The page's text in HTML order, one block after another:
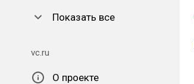
Показать все
vc.ru
О проекте